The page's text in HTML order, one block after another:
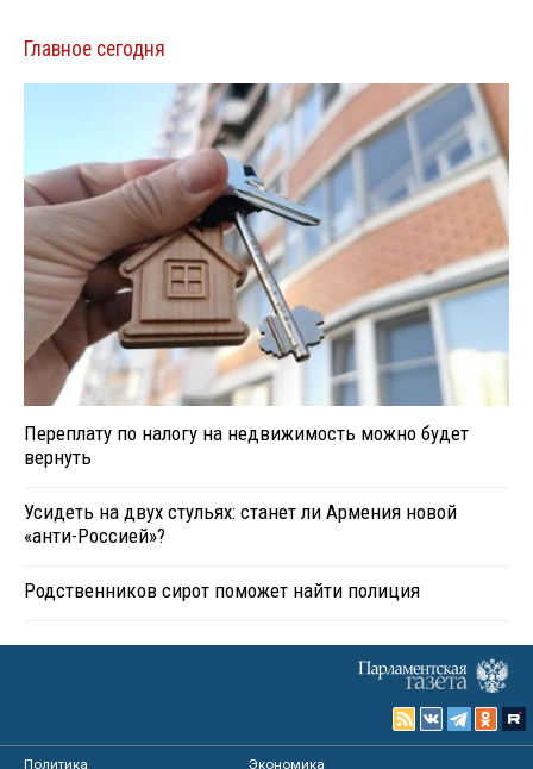
Главное сегодня
Переплату по налогу на недвижимость можно будет
вернуть
Усидеть на двух стульях: станет ли Армения новой
«анти-Россией»?
Родственников сирот поможет найти полиция
Политика
Экономика